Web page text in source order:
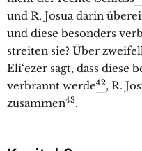
und R. Josua darin
und diese besonders
streiten sie? Über
Eli‘ezer sagt, dass diese
verbrannt werde42, R.
zusammen43.